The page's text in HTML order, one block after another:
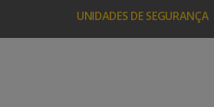
UNIDADES DE SEGURANÇA